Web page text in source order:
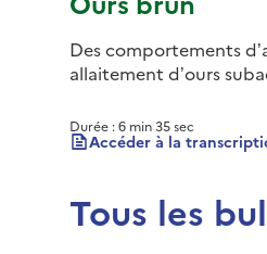
Des comportements
allaitement d’ours
Durée : 6 min 35 sec
Accéder à la
Vidéo Vimeo [Ours bruns
Tous les